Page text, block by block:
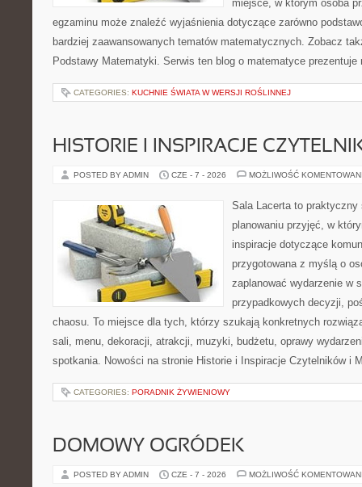
miejsce, w którym osoba
egzaminu może znaleźć wyjaśnienia dotyczące zarówno
bardziej zaawansowanych tematów matematycznych. Zobacz
Podstawy Matematyki. Serwis ten blog o matematyce
CATEGORIES: KUCHNIE ŚWIATA W WERSJI ROŚLINNEJ
HISTORIE I INSPIRACJE
POSTED BY ADMIN CZE - 7 - 2026 MOŻLIWOŚĆ
Sala Lacerta to praktyczny
planowaniu przyjęć, w
inspiracje dotyczące
przygotowana z myślą o
zaplanować wydarzenie w
przypadkowych decyzji,
chaosu. To miejsce dla tych, którzy szukają konkretnych
sali, menu, dekoracji, atrakcji, muzyki, budżetu, oprawy
spotkania. Nowości na stronie Historie i Inspiracje Czytelników i
CATEGORIES: PORADNIK ŻYWIENIOWY
DOMOWY OGRÓDEK
POSTED BY ADMIN CZE - 7 - 2026 MOŻLIWOŚĆ